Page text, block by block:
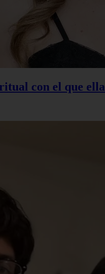
con el que